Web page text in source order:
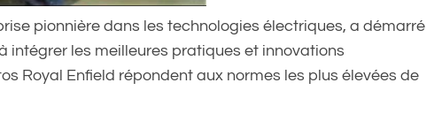
pionnière dans les technologies électriques, a démarré
intégrer les meilleures pratiques et innovations
Royal Enfield répondent aux normes les plus élevées de